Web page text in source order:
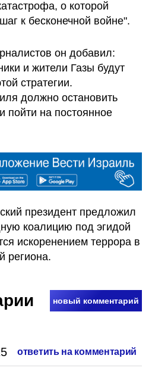
о которой
к бесконечной войне".
он добавил:
и жители Газы будут
стратегии.
должно остановить
пойти на постоянное
президент предложил
коалицию под эгидой
искоренением террора в
региона.
новый комментарий
ответить на комментарий